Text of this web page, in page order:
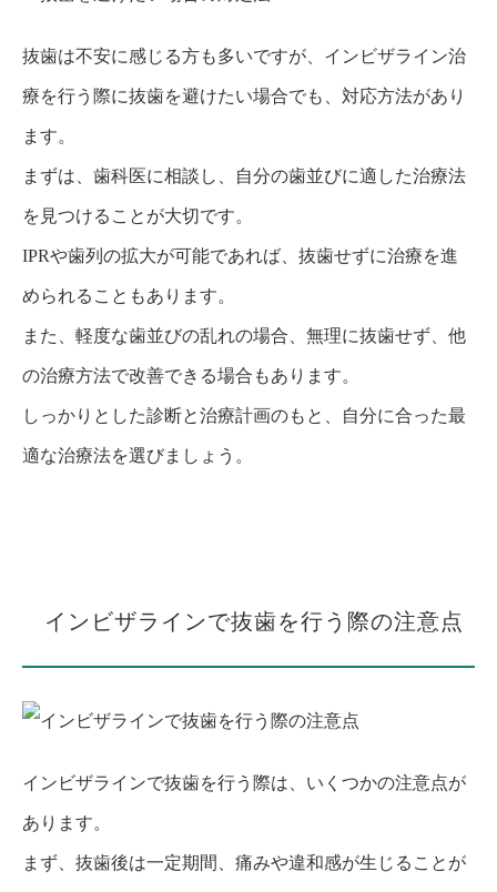
抜歯は不安に感じる方も多いですが、インビザライン治
療を行う際に抜歯を避けたい場合でも、対応方法があり
ます。
まずは、歯科医に相談し、自分の歯並びに適した治療法
を見つけることが大切です。
IPRや歯列の拡大が可能であれば、抜歯せずに治療を進
められることもあります。
また、軽度な歯並びの乱れの場合、無理に抜歯せず、他
の治療方法で改善できる場合もあります。
しっかりとした診断と治療計画のもと、自分に合った最
適な治療法を選びましょう。
インビザラインで抜歯を行う際の注意点
インビザラインで抜歯を行う際は、いくつかの注意点が
あります。
まず、抜歯後は一定期間、痛みや違和感が生じることが